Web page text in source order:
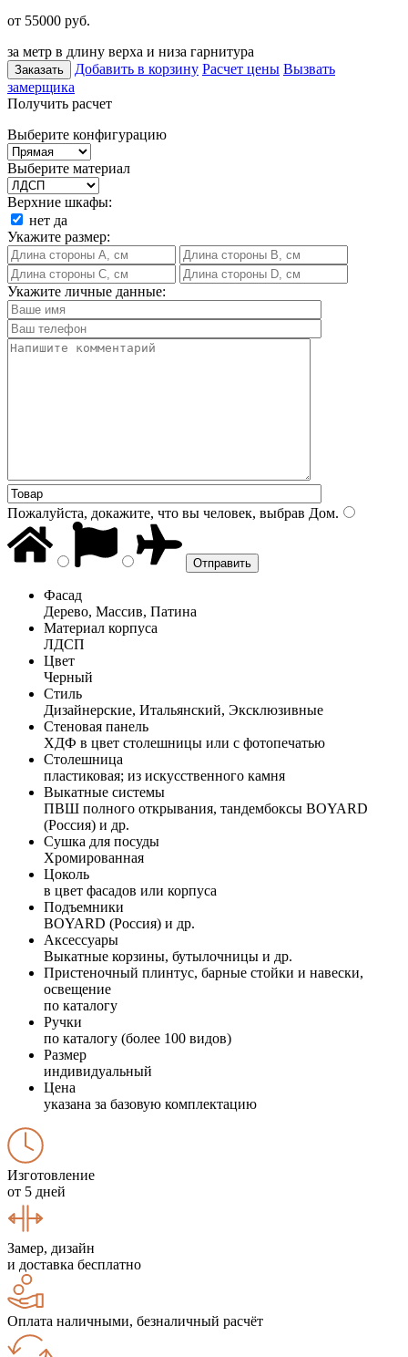
от 55000 руб.
за метр в длину верха и низа гарнитура
Заказать Добавить в корзину Расчет цены Вызвать
замерщика
Получить расчет
Выберите конфигурацию
Выберите материал
Верхние шкафы:
нет да
Укажите размер:
Укажите личные данные:
Пожалуйста, докажите, что вы человек, выбрав Дом.
Фасад
Дерево, Массив, Патина
Материал корпуса
ЛДСП
Цвет
Черный
Стиль
Дизайнерские, Итальянский, Эксклюзивные
Стеновая панель
ХДФ в цвет столешницы или с фотопечатью
Столешница
пластиковая; из искусственного камня
Выкатные системы
ПВШ полного открывания, тандембоксы BOYARD
(Россия) и др.
Сушка для посуды
Хромированная
Цоколь
в цвет фасадов или корпуса
Подъемники
BOYARD (Россия) и др.
Аксессуары
Выкатные корзины, бутылочницы и др.
Пристеночный плинтус, барные стойки и навески,
освещение
по каталогу
Ручки
по каталогу (более 100 видов)
Размер
индивидуальный
Цена
указана за базовую комплектацию
Изготовление
от 5 дней
Замер, дизайн
и доставка бесплатно
Оплата наличными, безналичный расчёт